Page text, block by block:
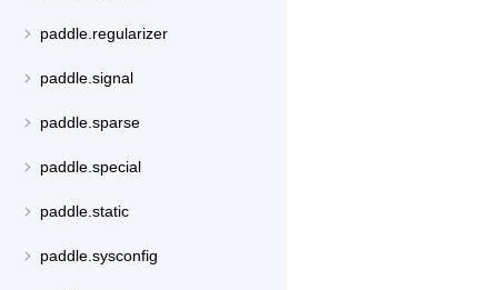
paddle.regularizer
paddle.signal
paddle.sparse
paddle.special
paddle.static
paddle.sysconfig